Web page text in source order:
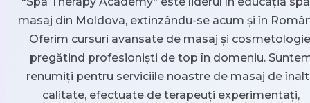
masaj din Moldova, extinzându-se acum și în
Oferim cursuri avansate de masaj și
pregătind profesioniști de top în domeniu.
renumiți pentru serviciile noastre de masaj de
calitate, efectuate de terapeuți experimentați,